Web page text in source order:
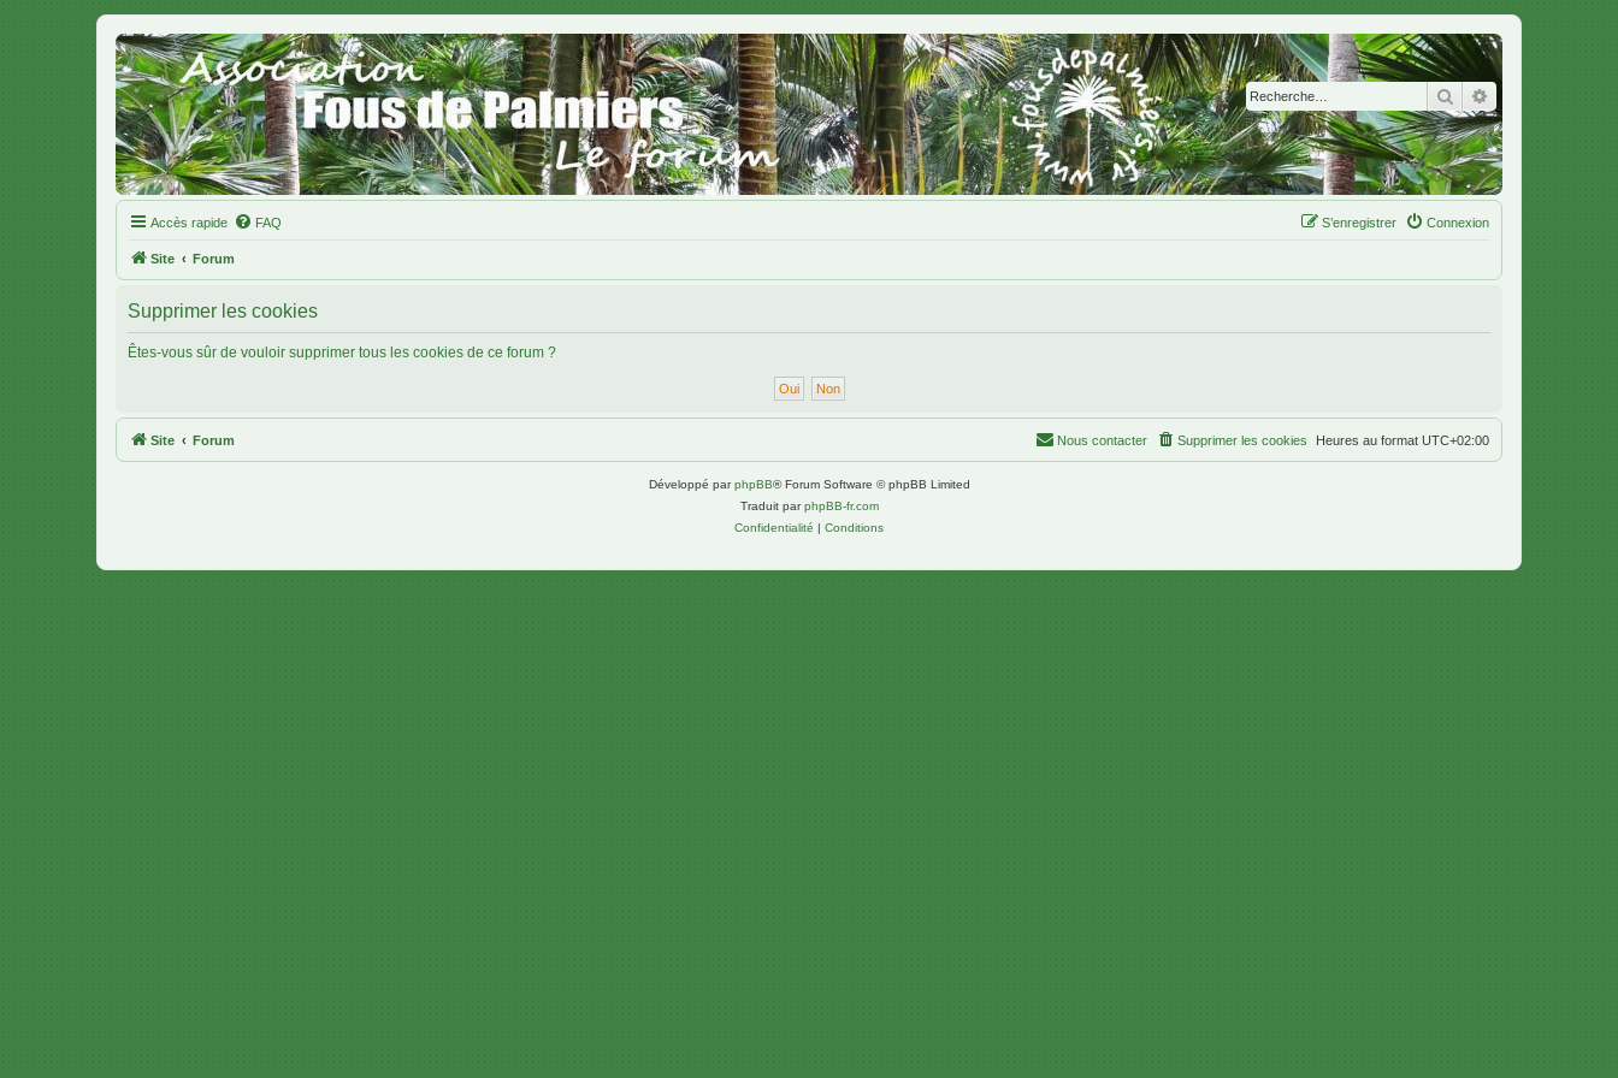
Rechercher
Accès rapide FAQ Connexion
S’enregistrer
Site Forum
Supprimer les cookies
Êtes-vous sûr de vouloir supprimer tous les cookies de ce forum ?
Site Forum Heures au format UTC+02:00
Supprimer les cookies
Nous contacter
Développé parphpBB® Forum Software © phpBB Limited
Traduit parphpBB-fr.com
Confidentialité | Conditions